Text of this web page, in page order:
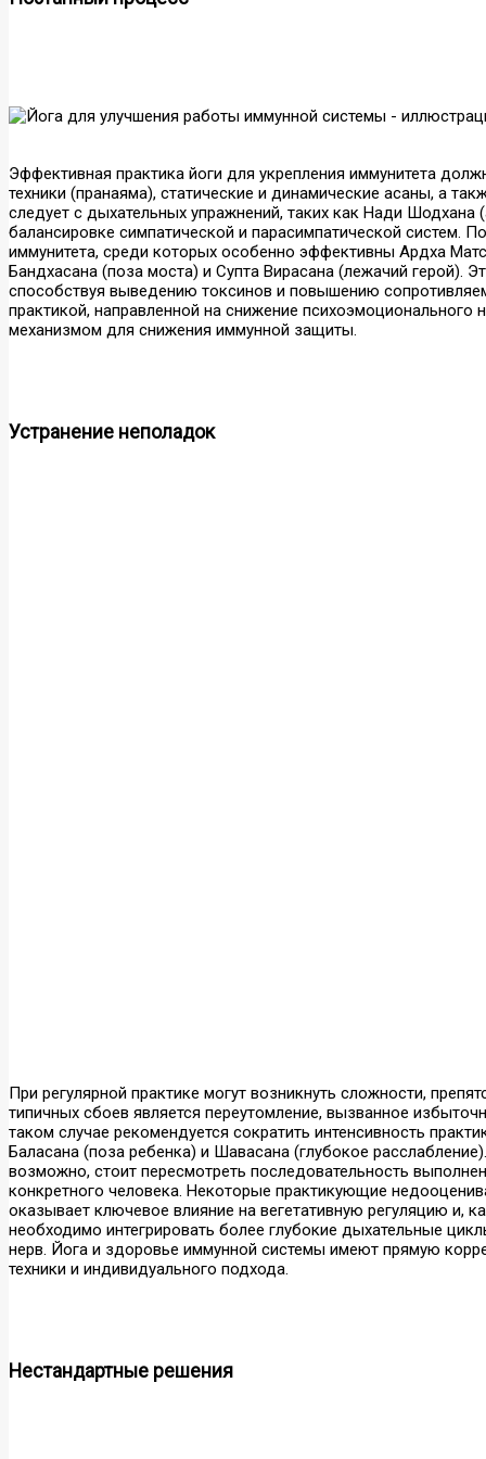
Эффективная практика йоги для укрепления иммунитета
техники (пранаяма), статические и динамические асаны, а
следует с дыхательных упражнений, таких как Нади Шодхана
балансировке симпатической и парасимпатической систем.
иммунитета, среди которых особенно эффективны Ардха
Бандхасана (поза моста) и Супта Вирасана (лежачий герой).
способствуя выведению токсинов и повышению
практикой, направленной на снижение психоэмоционального
механизмом для снижения иммунной защиты.
Устранение неполадок
При регулярной практике могут возникнуть сложности,
типичных сбоев является переутомление, вызванное
таком случае рекомендуется сократить интенсивность
Баласана (поза ребенка) и Шавасана (глубокое
возможно, стоит пересмотреть последовательность
конкретного человека. Некоторые практикующие
оказывает ключевое влияние на вегетативную регуляцию и,
необходимо интегрировать более глубокие дыхательные
нерв. Йога и здоровье иммунной системы имеют прямую
техники и индивидуального подхода.
Нестандартные решения